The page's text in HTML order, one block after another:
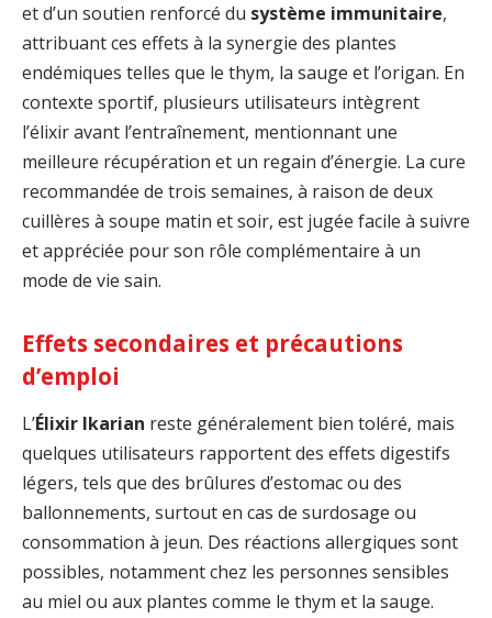
et d’un soutien renforcé du système immunitaire,
attribuant ces effets à la synergie des plantes
endémiques telles que le thym, la sauge et l’origan. En
contexte sportif, plusieurs utilisateurs intègrent
l’élixir avant l’entraînement, mentionnant une
meilleure récupération et un regain d’énergie. La cure
recommandée de trois semaines, à raison de deux
cuillères à soupe matin et soir, est jugée facile à suivre
et appréciée pour son rôle complémentaire à un
mode de vie sain.
Effets secondaires et précautions
d’emploi
L’Élixir Ikarian reste généralement bien toléré, mais
quelques utilisateurs rapportent des effets digestifs
légers, tels que des brûlures d’estomac ou des
ballonnements, surtout en cas de surdosage ou
consommation à jeun. Des réactions allergiques sont
possibles, notamment chez les personnes sensibles
au miel ou aux plantes comme le thym et la sauge.